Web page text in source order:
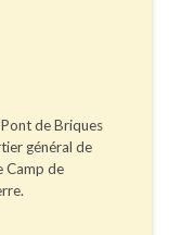
de Briques
général de
Camp de